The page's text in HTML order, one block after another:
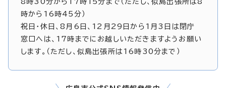
8時30分から17時15分まで（ただし、似島出張所は8
時から16時45分）
祝日・休日、8月6日、12月29日から1月3日は閉庁
窓口へは、17時までにお越しいただきますようお願い
します。（ただし、似島出張所は16時30分まで）